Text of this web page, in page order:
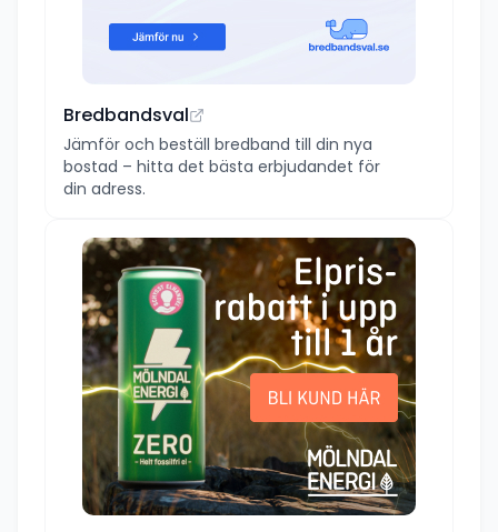
Bredbandsval
Jämför och beställ bredband till din nya
bostad – hitta det bästa erbjudandet för
din adress.